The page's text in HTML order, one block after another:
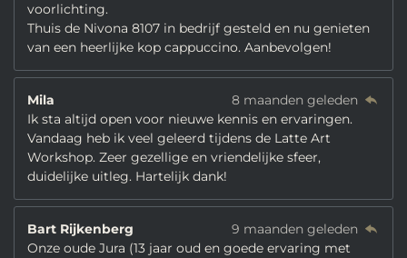
voorlichting.
Thuis de Nivona 8107 in bedrijf gesteld en nu genieten
van een heerlijke kop cappuccino. Aanbevolgen!
Mila
8 maanden geleden
Ik sta altijd open voor nieuwe kennis en ervaringen.
Vandaag heb ik veel geleerd tijdens de Latte Art
Workshop. Zeer gezellige en vriendelijke sfeer,
duidelijke uitleg. Hartelijk dank!
Bart Rijkenberg
9 maanden geleden
Onze oude Jura (13 jaar oud en goede ervaring met